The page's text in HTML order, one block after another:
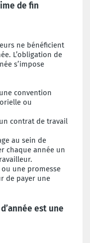
de fin
ne bénéficient
L’obligation de
s’impose
convention
ou
contrat de travail
au sein de
chaque année un
une promesse
de payer une
est une